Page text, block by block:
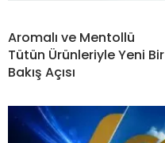
Aromalı ve Mentollü
Tütün Ürünleriyle Yeni Bir
Bakış Açısı